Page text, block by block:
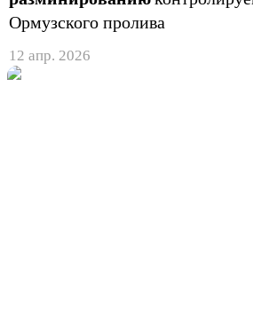
Ормузского пролива
12 апр. 2026